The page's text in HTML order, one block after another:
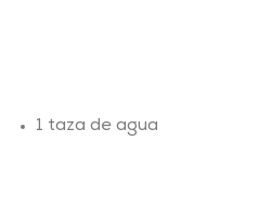
1 taza de agua